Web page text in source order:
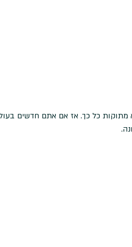
יוצאות עוגיות לא מתוקות כל כך. אז אם אתם חדשים